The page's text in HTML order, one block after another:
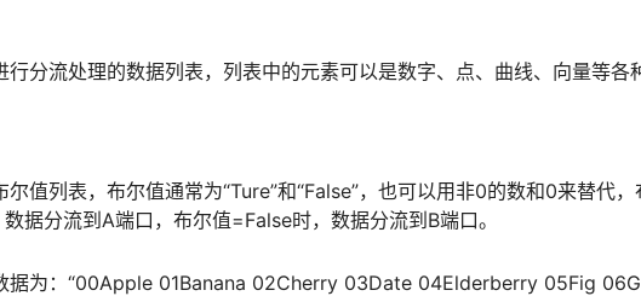
行分流处理的数据列表，列表中的元素可以是数字、点、曲线、向量等各
尔值列表，布尔值通常为“Ture”和“False”，也可以用非0的数和0来替代
据分流到A端口，布尔值=False时，数据分流到B端口。
据为：“00Apple 01Banana 02Cherry 03Date 04Elderberry 05Fig